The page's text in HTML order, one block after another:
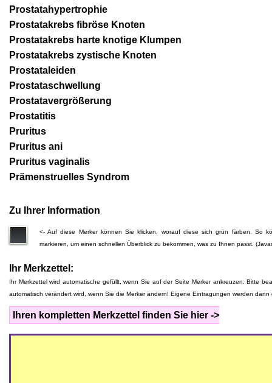
Prostatahypertrophie
Prostatakrebs fibröse Knoten
Prostatakrebs harte knotige Klumpen
Prostatakrebs zystische Knoten
Prostataleiden
Prostataschwellung
Prostatavergrößerung
Prostatitis
Pruritus
Pruritus ani
Pruritus vaginalis
Prämenstruelles Syndrom
Zu Ihrer Information
<- Auf diese Merker können Sie klicken, worauf diese sich grün färben. So
markieren, um einen schnellen Überblick zu bekommen, was zu Ihnen passt.
Ihr Merkzettel:
Ihr Merkzettel wird automatische gefüllt, wenn Sie auf der Seite Merker ankreuzen. Bitte
automatisch verändert wird, wenn Sie die Merker ändern! Eigene Eintragungen werden dann
Ihren kompletten Merkzettel finden Sie hier ->